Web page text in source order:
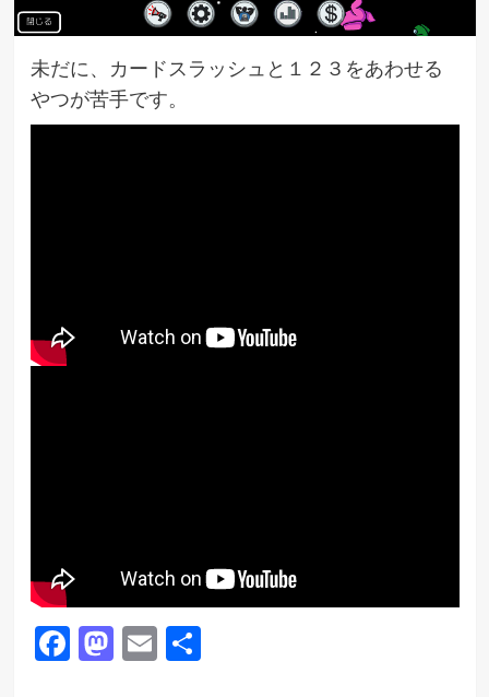
未だに、カードスラッシュと１２３をあわせる
やつが苦手です。
Facebook
Mastodon
Email
共